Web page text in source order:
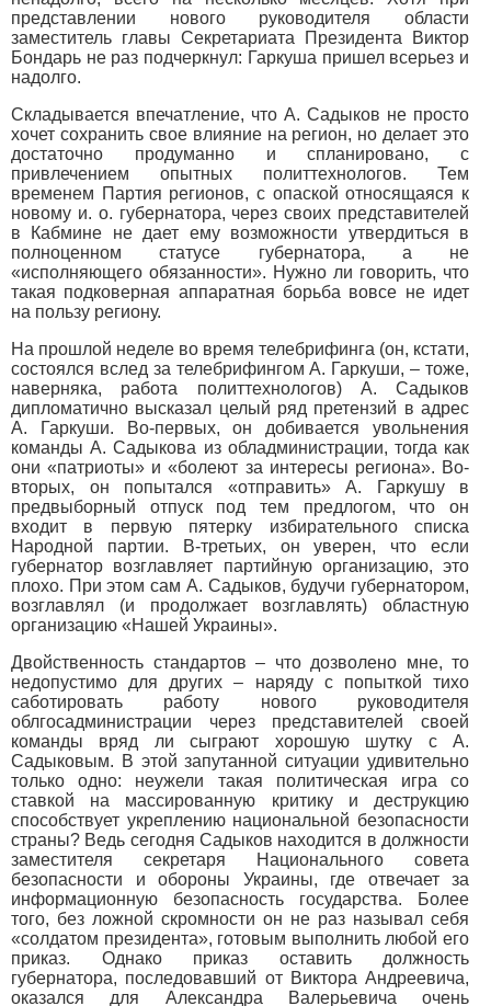
представлении нового руководителя области
заместитель главы Секретариата Президента Виктор
Бондарь не раз подчеркнул: Гаркуша пришел всерьез и
надолго.
Складывается впечатление, что А. Садыков не просто
хочет сохранить свое влияние на регион, но делает это
достаточно продуманно и спланировано, с
привлечением опытных политтехнологов. Тем
временем Партия регионов, с опаской относящаяся к
новому и. о. губернатора, через своих представителей
в Кабмине не дает ему возможности утвердиться в
полноценном статусе губернатора, а не
«исполняющего обязанности». Нужно ли говорить, что
такая подковерная аппаратная борьба вовсе не идет
на пользу региону.
На прошлой неделе во время телебрифинга (он, кстати,
состоялся вслед за телебрифингом А. Гаркуши, – тоже,
наверняка, работа политтехнологов) А. Садыков
дипломатично высказал целый ряд претензий в адрес
А. Гаркуши. Во-первых, он добивается увольнения
команды А. Садыкова из обладминистрации, тогда как
они «патриоты» и «болеют за интересы региона». Во-
вторых, он попытался «отправить» А. Гаркушу в
предвыборный отпуск под тем предлогом, что он
входит в первую пятерку избирательного списка
Народной партии. В-третьих, он уверен, что если
губернатор возглавляет партийную организацию, это
плохо. При этом сам А. Садыков, будучи губернатором,
возглавлял (и продолжает возглавлять) областную
организацию «Нашей Украины».
Двойственность стандартов – что дозволено мне, то
недопустимо для других – наряду с попыткой тихо
саботировать работу нового руководителя
облгосадминистрации через представителей своей
команды вряд ли сыграют хорошую шутку с А.
Садыковым. В этой запутанной ситуации удивительно
только одно: неужели такая политическая игра со
ставкой на массированную критику и деструкцию
способствует укреплению национальной безопасности
страны? Ведь сегодня Садыков находится в должности
заместителя секретаря Национального совета
безопасности и обороны Украины, где отвечает за
информационную безопасность государства. Более
того, без ложной скромности он не раз называл себя
«солдатом президента», готовым выполнить любой его
приказ. Однако приказ оставить должность
губернатора, последовавший от Виктора Андреевича,
оказался для Александра Валерьевича очень